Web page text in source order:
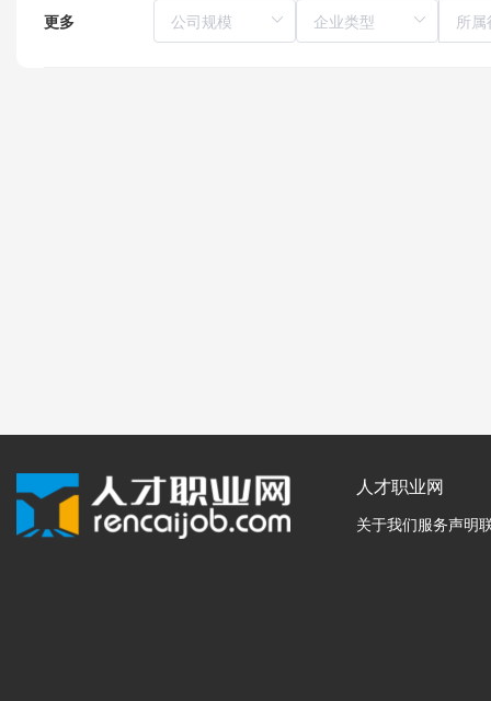
更多 所
人才职业网
关于我们服务声明